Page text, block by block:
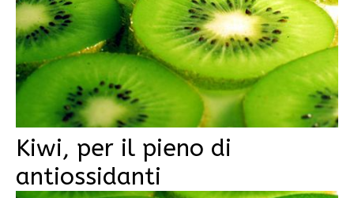
Kiwi, per il pieno di
antiossidanti